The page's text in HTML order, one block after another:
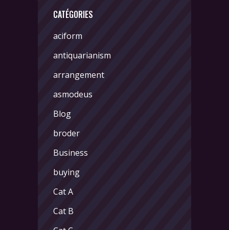
CATÉGORIES
aciform
antiquarianism
arrangement
asmodeus
Blog
broder
Business
buying
Cat A
Cat B